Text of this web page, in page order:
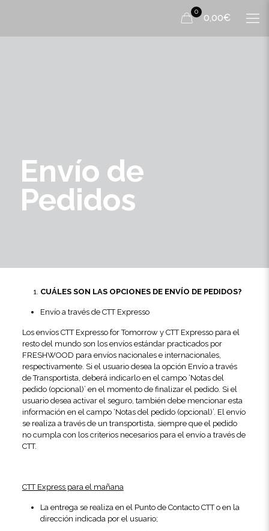
0
0,00€
Envío de
Pedidos
CUÁLES SON LAS OPCIONES DE ENVÍO DE PEDIDOS?
Envío a través de CTT Expresso
Los envíos CTT Expresso for Tomorrow y CTT Expresso para el
resto del mundo son los envíos estándar practicados por
FRESHWOOD para envíos nacionales e internacionales,
respectivamente. Si el usuario desea la opción Envío a través
de Transportista, deberá indicarlo en el campo ‘Notas del
pedido (opcional)’ en el momento de finalizar el pedido. Si el
usuario desea activar el seguro, también debe mencionar esta
información en el campo ‘Notas del pedido (opcional)’. El envío
se realiza a través de un transportista, siempre que el pedido
no cumpla con los criterios necesarios para el envío a través de
CTT.
CTT Express para el mañana
La entrega se realiza en el Punto de Contacto CTT o en la
dirección indicada por el usuario;